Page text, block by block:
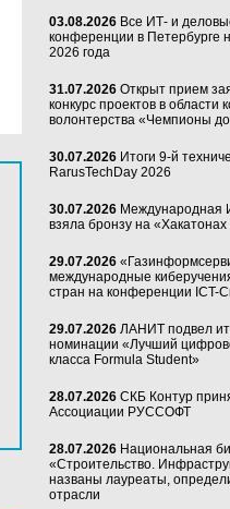
03.08.2026 Все ИТ- и
конференции в Петербурге
2026 года
31.07.2026 Открыт прием
конкурс проектов в области
волонтерства «Чемпионы
30.07.2026 Итоги 9-й
RarusTechDay 2026
30.07.2026 Международная
взяла бронзу на
29.07.2026
международные
стран на конференции ICT-
29.07.2026 ЛАНИТ подвел
номинации «Лучший
класса Formula Student»
28.07.2026 СКБ Контур
Ассоциации РУССОФТ
28.07.2026 Национальная
«Строительство.
названы лауреаты,
отрасли